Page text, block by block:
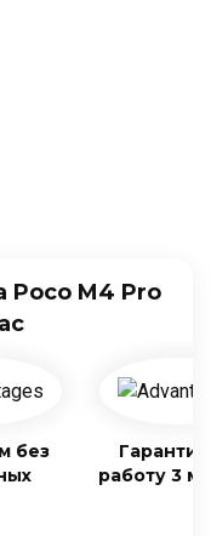
Poco M4 Pro
без
работу 3